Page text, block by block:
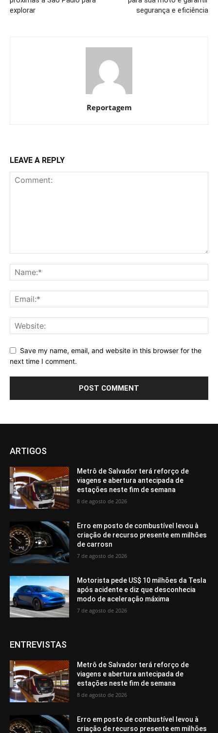
explorar
segurança e eficiência
Reportagem
LEAVE A REPLY
Save my name, email, and website in this browser for the
next time I comment.
ARTIGOS
Metrô de Salvador terá reforço de
viagens e abertura antecipada de
estações neste fim de semana
8 de agosto de 2026
Erro em posto de combustível levou à
criação de recurso presente em milhões
de carrosn
7 de agosto de 2026
Motorista pede US$ 10 milhões da Tesla
após acidente e diz que desconhecia
modo de aceleração máxima
7 de agosto de 2026
ENTREVISTAS
Metrô de Salvador terá reforço de
viagens e abertura antecipada de
estações neste fim de semana
8 de agosto de 2026
Erro em posto de combustível levou à
criação de recurso presente em milhões